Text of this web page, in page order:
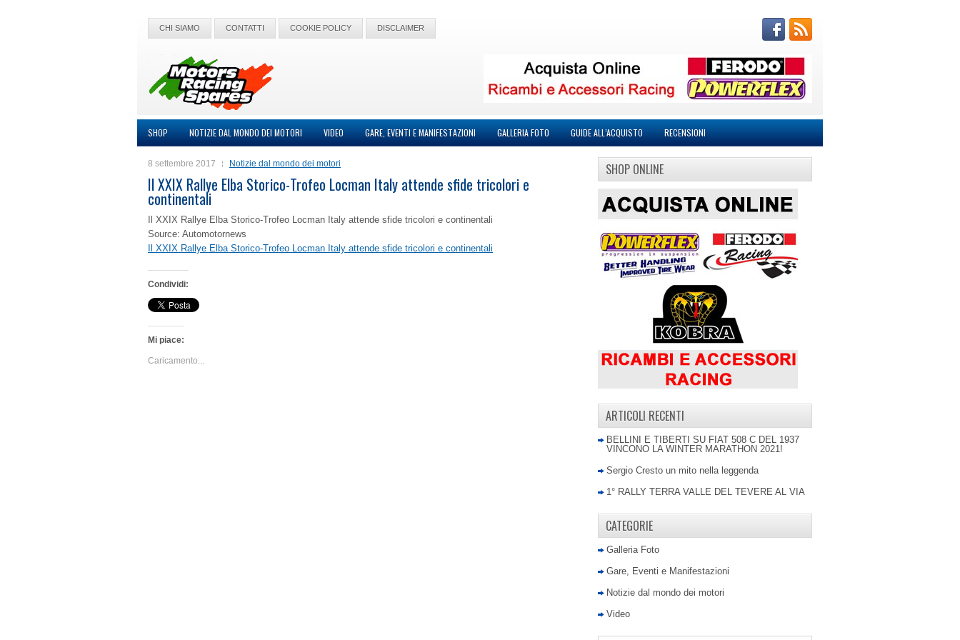
CHI SIAMO CONTATTI COOKIE POLICY DISCLAIMER
SHOP NOTIZIE DAL MONDO DEI MOTORI VIDEO GARE, EVENTI E MANIFESTAZIONI GALLERIA FOTO GUIDE ALL’ACQUISTO RECENSIONI
8 settembre 2017 Notizie dal mondo dei motori
Il XXIX Rallye Elba Storico-Trofeo Locman Italy attende sfide tricolori e
continentali
Il XXIX Rallye Elba Storico-Trofeo Locman Italy attende sfide tricolori e continentali
Source: Automotornews
Il XXIX Rallye Elba Storico-Trofeo Locman Italy attende sfide tricolori e continentali
Condividi:
Mi piace:
Caricamento...
SHOP ONLINE
ARTICOLI RECENTI
BELLINI E TIBERTI SU FIAT 508 C DEL 1937
VINCONO LA WINTER MARATHON 2021!
Sergio Cresto un mito nella leggenda
1° RALLY TERRA VALLE DEL TEVERE AL VIA
CATEGORIE
Galleria Foto
Gare, Eventi e Manifestazioni
Notizie dal mondo dei motori
Video